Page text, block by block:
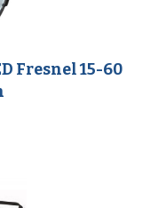
Fresnel 15-60